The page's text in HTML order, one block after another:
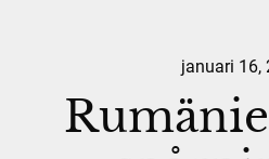
Hållbarhet
januari 16,